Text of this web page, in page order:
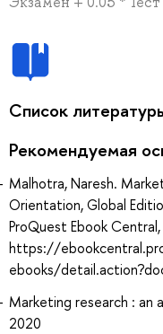
Список
Рекомендуемая
Malhotra, Naresh.
Orientation, Global
ProQuest Ebook
https://
ebooks/
Marketing research : an
2020